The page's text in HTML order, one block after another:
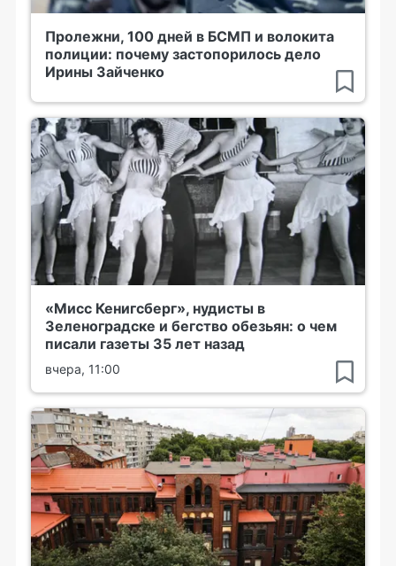
Пролежни, 100 дней в БСМП и волокита
полиции: почему застопорилось дело
Ирины Зайченко
«Мисс Кенигсберг», нудисты в
Зеленоградске и бегство обезьян: о чем
писали газеты 35 лет назад
вчера, 11:00